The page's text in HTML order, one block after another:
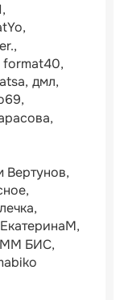
format40
дмл
Вертунов
ЕкатеринаМ
БИС